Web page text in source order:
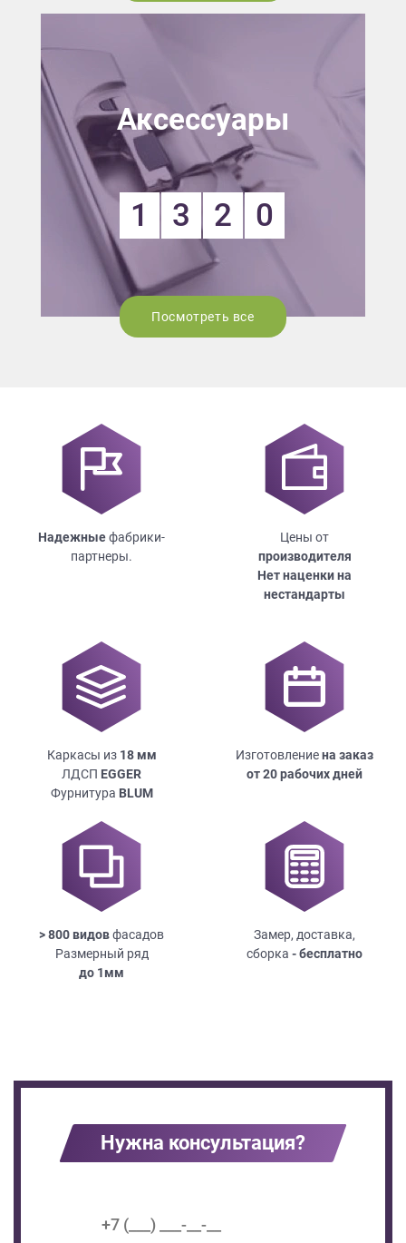
Аксессуары
1 3 2 0
Посмотреть все
Надежныефабрики-
партнеры.
Цены от
производителя
Нет наценки на
нестандарты
Каркасы из 18мм
ЛДСП EGGER
Фурнитура BLUM
Изготовлениена заказ
от 20 рабочих дней
> 800 видовфасадов
Размерный ряд
до 1мм
Замер, доставка,
сборка - бесплатно
Нужна консультация?